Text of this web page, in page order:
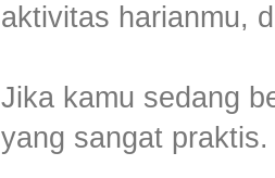
aktivitas harianmu,
Jika kamu sedang
yang sangat praktis.